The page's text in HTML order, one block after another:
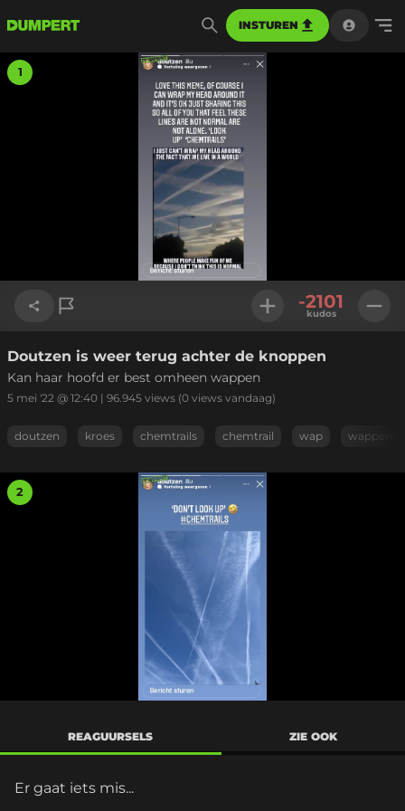
INSTUREN
1
Link kopiëren
-2101
kudos
Doutzen is weer terug achter de knoppen
Kan haar hoofd er best omheen wappen
5 mei '22 @ 12:40 | 96.945 views (0 views vandaag)
doutzen kroes chemtrails chemtrail wap
2
REAGUURSELS ZIE OOK
Er gaat iets mis...